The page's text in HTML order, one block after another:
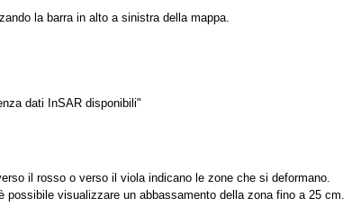
la barra in alto a sinistra della mappa.
dati InSAR disponibili"
il rosso o verso il viola indicano le zone che si deformano.
visualizzare un abbassamento della zona fino a 25 cm.